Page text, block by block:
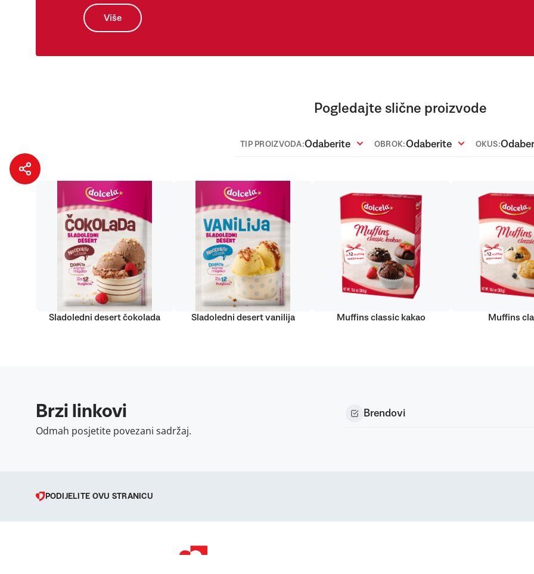
Više
Pogledajte slične proizvode
TIP PROIZVODA:Odaberite OBROK:Odaberite OKUS:
Sladoledni desert čokolada Sladoledni desert vanilija Muffins classic kakao Muffins
Brzi linkovi
Odmah posjetite povezani sadržaj.
Brendovi
PODIJELITE OVU STRANICU